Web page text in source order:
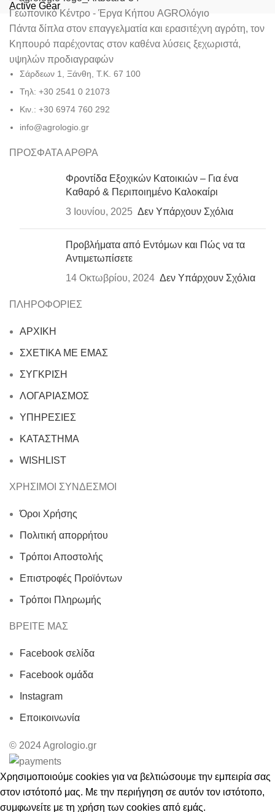
Active Gear
Γεωπονικό Κέντρο - Έργα Κήπου AGROλόγιο
Πάντα δίπλα στον επαγγελματία και ερασιτέχνη αγρότη, τον
Κηπουρό παρέχοντας στον καθένα λύσεις ξεχωριστά,
υψηλών προδιαγραφών
Σάρδεων 1, Ξάνθη, Τ.Κ. 67 100
Τηλ: +30 2541 0 21073
Κιν.: +30 6974 760 292
info@agrologio.gr
ΠΡΟΣΦΑΤΑ ΑΡΘΡΑ
Φροντίδα Εξοχικών Κατοικιών – Για ένα
Καθαρό & Περιποιημένο Καλοκαίρι
3 Ιουνίου, 2025 Δεν Υπάρχουν Σχόλια
Προβλήματα από Εντόμων και Πώς να τα
Αντιμετωπίσετε
14 Οκτωβρίου, 2024 Δεν Υπάρχουν Σχόλια
ΠΛΗΡΟΦΟΡΙΕΣ
ΑΡΧΙΚΗ
ΣΧΕΤΙΚΑ ΜΕ ΕΜΑΣ
ΣΥΓΚΡΙΣΗ
ΛΟΓΑΡΙΑΣΜΟΣ
ΥΠΗΡΕΣΙΕΣ
ΚΑΤΑΣΤΗΜΑ
WISHLIST
ΧΡΗΣΙΜΟΙ ΣΥΝΔΕΣΜΟΙ
Όροι Χρήσης
Πολιτική απορρήτου
Τρόποι Αποστολής
Επιστροφές Προϊόντων
Τρόποι Πληρωμής
ΒΡΕΙΤΕ ΜΑΣ
Facebook σελίδα
Facebook ομάδα
Instagram
Εποικοινωνία
© 2024 Agrologio.gr
Χρησιμοποιούμε cookies για να βελτιώσουμε την εμπειρία σας
στον ιστότοπό μας. Με την περιήγηση σε αυτόν τον ιστότοπο,
συμφωνείτε με τη χρήση των cookies από εμάς.